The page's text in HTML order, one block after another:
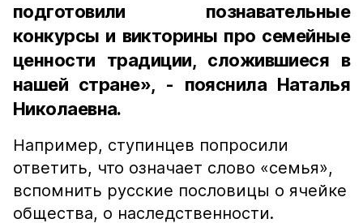
подготовили познавательные
конкурсы и викторины про семейные
ценности традиции, сложившиеся в
нашей стране», - пояснила Наталья
Николаевна.
Например, ступинцев попросили
ответить, что означает слово «семья»,
вспомнить русские пословицы о ячейке
общества, о наследственности.